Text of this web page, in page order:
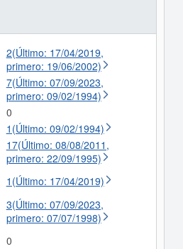
2(Último: 17/04/2019,
primero: 19/06/2002)
7(Último: 07/09/2023,
primero: 09/02/1994)
0
1(Último: 09/02/1994)
17(Último: 08/08/2011,
primero: 22/09/1995)
1(Último: 17/04/2019)
3(Último: 07/09/2023,
primero: 07/07/1998)
0